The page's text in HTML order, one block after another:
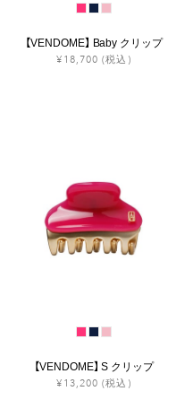
【VENDOME】 Baby クリップ
¥18,700 (税込)
【VENDOME】 S クリップ
¥13,200 (税込)